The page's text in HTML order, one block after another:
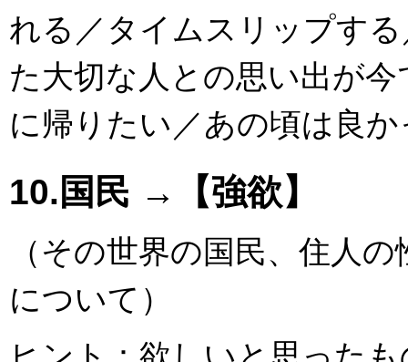
れる／タイムスリップす
た大切な人との思い出が
に帰りたい／あの頃は良
10.国民 →【強欲】
（その世界の国民、住人
について）